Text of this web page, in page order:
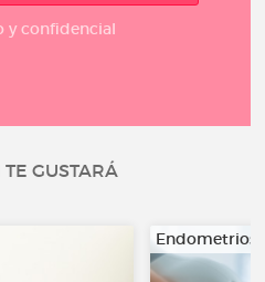
y confidencial
GUSTARÁ